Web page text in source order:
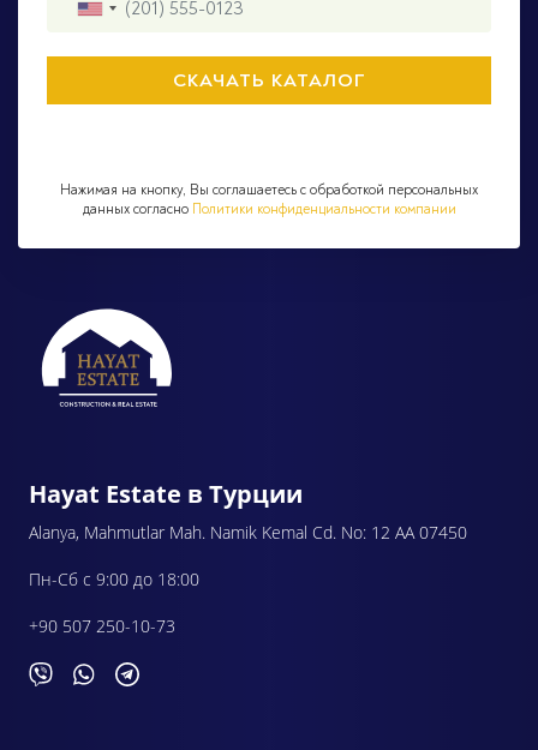
Нажимая на кнопку, Вы соглашаетесь с обработкой персональных
данных согласно Политики конфиденциальности компании
Hayat Estate в Турции
Alanya, Mahmutlar Mah. Namik Kemal Cd. No: 12 AA 07450
Пн-Сб с 9:00 до 18:00
+90 507 250-10-73